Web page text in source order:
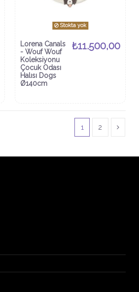
Stokta yok
Lorena Canals
- Wouf Wouf
Koleksiyonu
Çocuk Odası
Halısı Dogs
Ø140cm
₺11.500,00
1 2